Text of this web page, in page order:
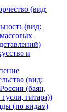
(вид:
(вид:
и
(вид:
(баян,
гитара))
(по видам)